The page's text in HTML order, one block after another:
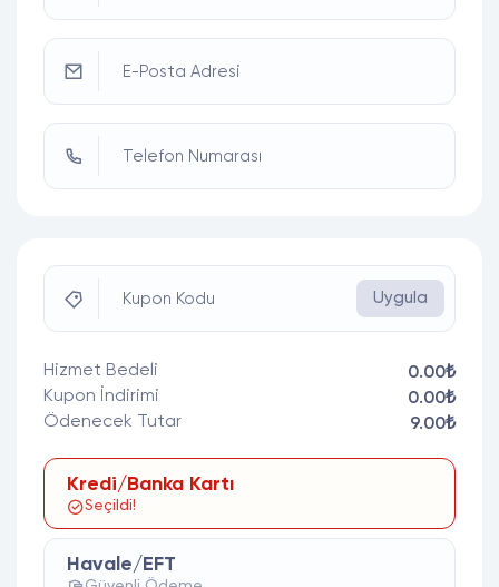
E-Posta Adresi
Telefon Numarası
Kupon Kodu Uygula
Hizmet Bedeli
0.00₺
Kupon İndirimi
0.00₺
Ödenecek Tutar
9.00₺
Kredi/Banka Kartı
Seçildi!
Havale/EFT